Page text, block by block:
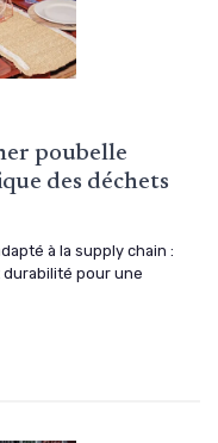
poubelle
des déchets
à la supply chain :
pour une